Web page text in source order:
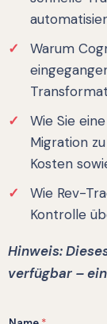
Warum
Wie Sie
Migration
Kosten
Wie Rev-
Kontrolle
Hinweis:
verfügbar –